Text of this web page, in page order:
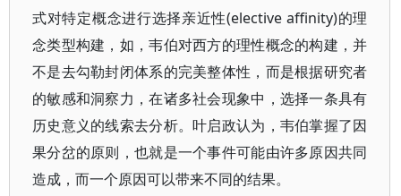
式对特定概念进行选择亲近性(elective affinity)的理
念类型构建，如，韦伯对西方的理性概念的构建，并
不是去勾勒封闭体系的完美整体性，而是根据研究者
的敏感和洞察力，在诸多社会现象中，选择一条具有
历史意义的线索去分析。叶启政认为，韦伯掌握了因
果分岔的原则，也就是一个事件可能由许多原因共同
造成，而一个原因可以带来不同的结果。